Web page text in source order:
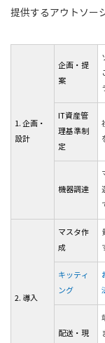
提供するアウトソー
1. 企画・
設計
企画・提
案
IT資産管
理基準制
定
機器調達
2. 導入
マスタ作
成
キッティ
ング
配送・現